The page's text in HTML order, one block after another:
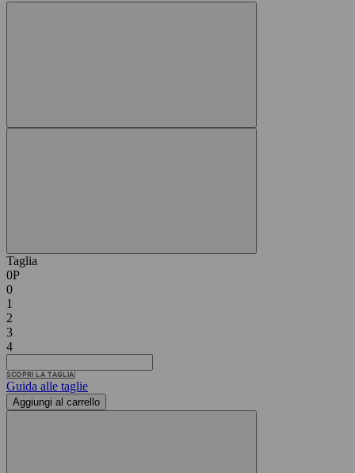
Taglia
0P
0
1
2
3
4
SCOPRI LA TAGLIA
Guida alle taglie
Aggiungi al carrello